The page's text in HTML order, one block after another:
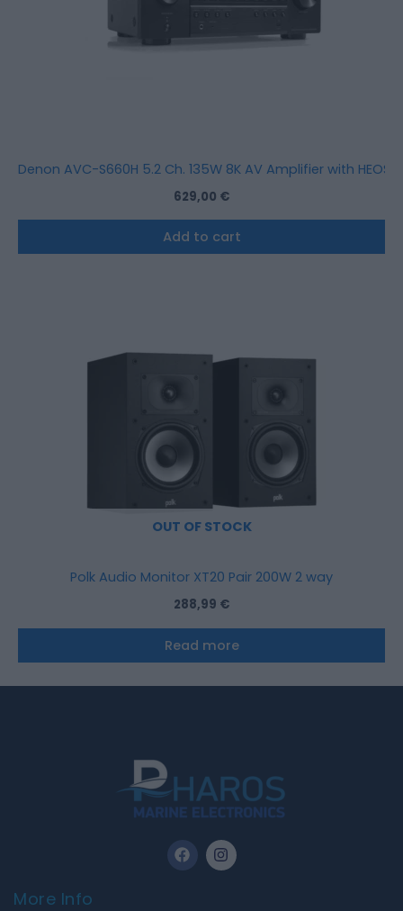
Denon AVC-S660H 5.2 Ch. 135W 8K AV Amplifier with HEOS
629,00 €
Add to cart
OUT OF STOCK
Polk Audio Monitor XT20 Pair 200W 2 way
288,99 €
Read more
F
a
I
n
s
More Info